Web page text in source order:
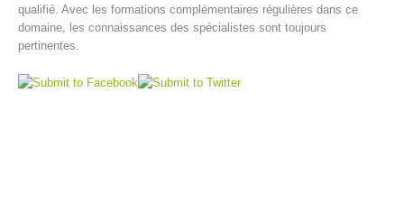
qualifié. Avec les formations complémentaires régulières dans ce
domaine, les connaissances des spécialistes sont toujours
pertinentes.